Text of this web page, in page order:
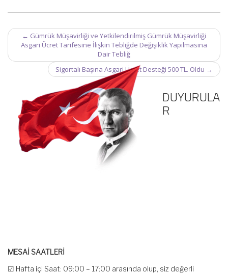
Post
navigation
← Gümrük Müşavirliği ve Yetkilendirilmiş Gümrük Müşavirliği
Asgari Ücret Tarifesine İlişkin Tebliğde Değişiklik Yapılmasına
Dair Tebliğ
Sigortalı Başına Asgari Ücret Desteği 500 TL. Oldu →
DUYURULA
R
MESAİ SAATLERİ
☑ Hafta içi Saat: 09:00 – 17:00 arasında olup, siz değerli